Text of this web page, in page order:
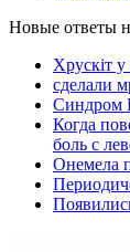
Новые ответы
Хрускіт
сделали
Синдром
Когда
боль с
Онемела